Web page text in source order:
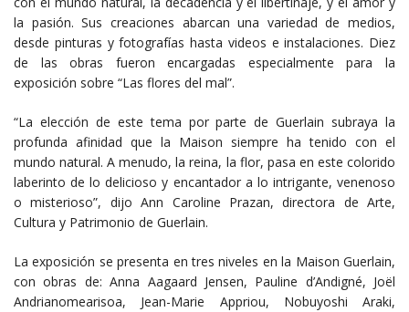
la pasión. Sus creaciones abarcan una variedad de medios,
desde pinturas y fotografías hasta videos e instalaciones. Diez
de las obras fueron encargadas especialmente para la
exposición sobre “Las flores del mal”.
“La elección de este tema por parte de Guerlain subraya la
profunda afinidad que la Maison siempre ha tenido con el
mundo natural. A menudo, la reina, la flor, pasa en este colorido
laberinto de lo delicioso y encantador a lo intrigante, venenoso
o misterioso”, dijo Ann Caroline Prazan, directora de Arte,
Cultura y Patrimonio de Guerlain.
La exposición se presenta en tres niveles en la Maison Guerlain,
con obras de: Anna Aagaard Jensen, Pauline d’Andigné, Joël
Andrianomearisoa, Jean-Marie Appriou, Nobuyoshi Araki,